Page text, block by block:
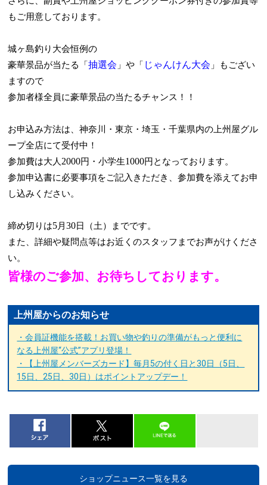
もご用意しております。
城ヶ島釣り大会恒例の
豪華景品が当たる「抽選会 」や「 じゃんけん大会 」もござい
ますので
参加者様全員に豪華景品の当たるチャンス！！
お申込み方法は、神奈川・東京・埼玉・千葉県内の上州屋グル
ープ全店にて受付中！
参加費は大人 2000円・小学生1000円となっております。
参加申込書に必要事項をご記入きただき、参加費を添えてお申
し込みください。
締め切りは5月30日（土）までです。
また、詳細や疑問点等はお近くのスタッフまでお声がけくださ
い。
皆様のご参加、お待ちしております。
上州屋からのお知らせ
・会員証機能を搭載！お買い物や釣りの準備がもっと便利に
なる上州屋“公式”アプリ登場！
・【上州屋メンバーズカード】毎月5の付く日と30日（5日、
15日、25日、30日）はポイントアップデー！
ショップニュース一覧を見る